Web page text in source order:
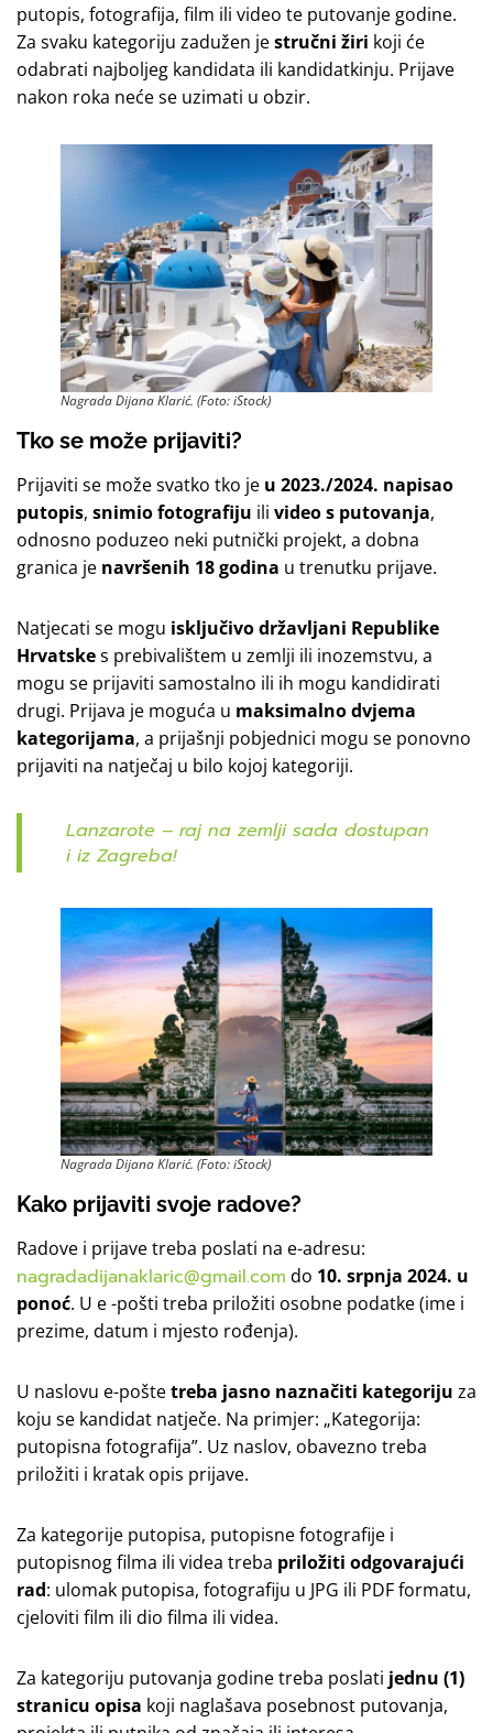
putopis, fotografija, film ili video te putovanje godine.
Za svaku kategoriju zadužen jestručni žiri koji će
odabrati najboljeg kandidata ili kandidatkinju. Prijave
nakon roka neće se uzimati u obzir.
Nagrada Dijana Klarić. (Foto: iStock)
Tko se može prijaviti?
Prijaviti se može svatko tko je u 2023./2024. napisao
putopis, snimio fotografiju ili video s putovanja,
odnosno poduzeo neki putnički projekt, a dobna
granica je navršenih 18 godina u trenutku prijave.
Natjecati se mogu isključivo državljani Republike
Hrvatskes prebivalištem u zemlji ili inozemstvu, a
mogu se prijaviti samostalno ili ih mogu kandidirati
drugi. Prijava je moguća u maksimalno dvjema
kategorijama, a prijašnji pobjednici mogu se ponovno
prijaviti na natječaj u bilo kojoj kategoriji.
Lanzarote – raj na zemlji sada dostupan
i iz Zagreba!
Nagrada Dijana Klarić. (Foto: iStock)
Kako prijaviti svoje radove?
Radove i prijave treba poslati na e-adresu:
nagradadijanaklaric@gmail.com do 10. srpnja 2024. u
ponoć. U e -pošti treba priložiti osobne podatke (ime i
prezime, datum i mjesto rođenja).
U naslovu e-poštetreba jasno naznačiti kategoriju za
koju se kandidat natječe. Na primjer: „Kategorija:
putopisna fotografija”. Uz naslov, obavezno treba
priložiti i kratak opis prijave.
Za kategorije putopisa, putopisne fotografije i
putopisnog filma ili videa treba priložiti odgovarajući
rad: ulomak putopisa, fotografiju u JPG ili PDF formatu,
cjeloviti film ili dio filma ili videa.
Za kategoriju putovanja godine treba poslati jednu (1)
stranicu opisa koji naglašava posebnost putovanja,